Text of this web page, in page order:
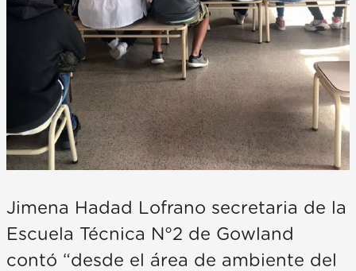
Jimena Hadad Lofrano secretaria de la
Escuela Técnica N°2 de Gowland
contó “desde el área de ambiente del